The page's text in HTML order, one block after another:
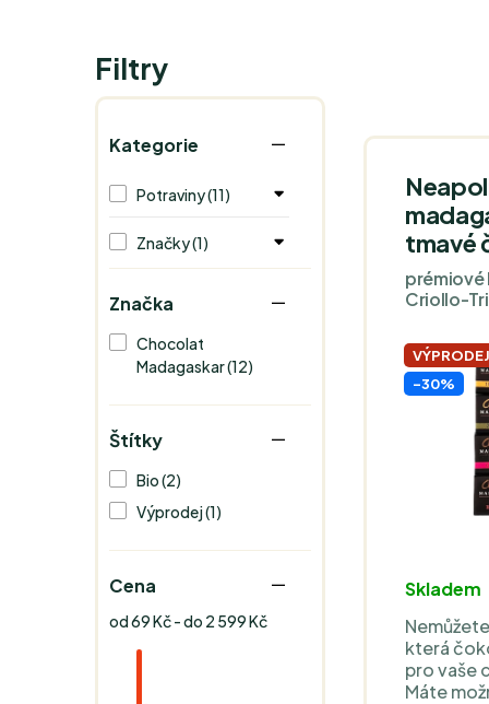
Filtry
Kategorie
Potraviny (11)
Značky (1)
Značka
Chocolat
Madagaskar (12)
Štítky
Bio (2)
Výprodej (1)
Cena
od 69 Kč - do 2 599 Kč
tmavé
Criollo-
VÝPRODEJ
-30%
Skladem
která
pro vaše
Máte